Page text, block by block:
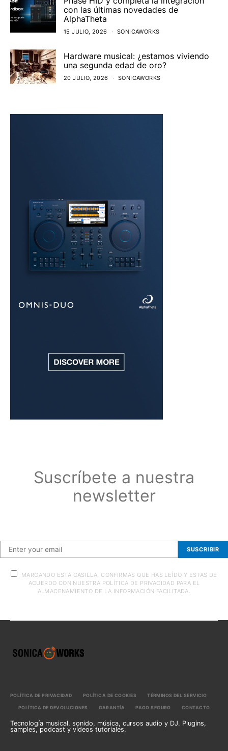
con las últimas novedades de
AlphaTheta
15 JULIO, 2026 SONICAWORKS
Hardware musical: ¿estamos viviendo
una segunda edad de oro?
20 JULIO, 2026 SONICAWORKS
Suscríbete a nuestra
newsletter
SUSCRIBIR
MARCANDO ESTA CASILLA, CONFIRMAS QUE HAS LEÍDO Y ESTAS DE
ACUERDO CON NUESTRA POLÍTICA DE PRIVACIDAD PARA EL
ALMACENAMIENTO DE LA INFORMACIÓN FACILITADA.
POLÍTICA DE PRIVACIDAD POLÍTICA DE COOKIES TÉRMINOS DEL SERVICIO
POLÍTICA DE DEVOLUCIONES GARANTÍA PAGO SEGURO CONTACTO
Tecnología musical, sonido, música, cursos audio y DJ. Plugins,
samples, podcast y vídeos tutoriales.